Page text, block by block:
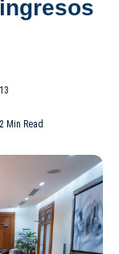
2 Min Read